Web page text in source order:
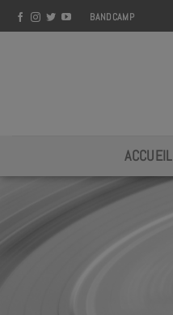
Skip
to
BANDCAMP
ACCUEIL